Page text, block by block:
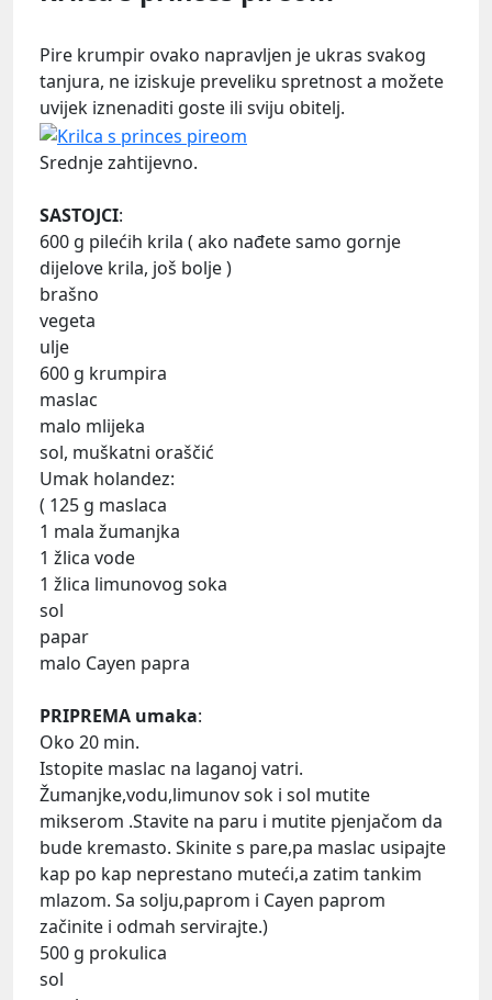
Pire krumpir ovako napravljen je ukras svakog
tanjura, ne iziskuje preveliku spretnost a možete
uvijek iznenaditi goste ili sviju obitelj.
Srednje zahtijevno.
SASTOJCI:
600 g pilećih krila ( ako nađete samo gornje
dijelove krila, još bolje )
brašno
vegeta
ulje
600 g krumpira
maslac
malo mlijeka
sol, muškatni oraščić
Umak holandez:
( 125 g maslaca
1 mala žumanjka
1 žlica vode
1 žlica limunovog soka
sol
papar
malo Cayen papra
PRIPREMA umaka:
Oko 20 min.
Istopite maslac na laganoj vatri.
Žumanjke,vodu,limunov sok i sol mutite
mikserom .Stavite na paru i mutite pjenjačom da
bude kremasto. Skinite s pare,pa maslac usipajte
kap po kap neprestano muteći,a zatim tankim
mlazom. Sa solju,paprom i Cayen paprom
začinite i odmah servirajte.)
500 g prokulica
sol